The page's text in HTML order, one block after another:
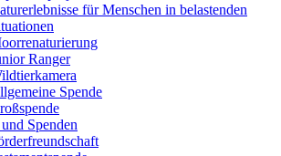
für Menschen in belastenden
Ranger
Spende
Spenden